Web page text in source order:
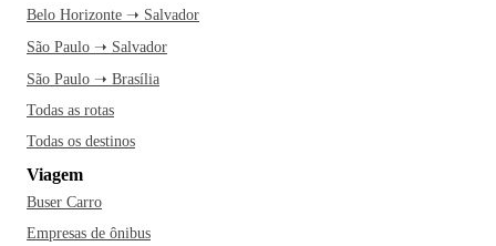
Belo Horizonte ➝ Salvador
São Paulo ➝ Salvador
São Paulo ➝ Brasília
Todas as rotas
Todas os destinos
Viagem
Buser Carro
Empresas de ônibus